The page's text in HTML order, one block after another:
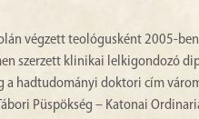
végzett teológusként 2005-
szerzett klinikai lelkigondozó
a hadtudományi doktori cím
Püspökség – Katonai